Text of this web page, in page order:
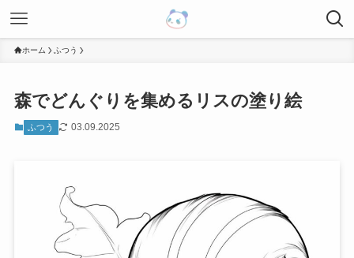
ホーム ふつう
森でどんぐりを集めるリスの塗り絵
ふつう 03.09.2025